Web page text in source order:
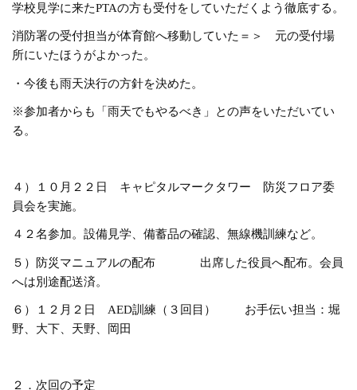
学校見学に来たPTAの方も受付をしていただくよう徹底する。
消防署の受付担当が体育館へ移動していた＝＞ 元の受付場
所にいたほうがよかった。
・今後も雨天決行の方針を決めた。
※参加者からも「雨天でもやるべき」との声をいただいてい
る。
４）１０月２２日 キャピタルマークタワー 防災フロア委
員会を実施。
４２名参加。設備見学、備蓄品の確認、無線機訓練など。
５）防災マニュアルの配布 出席した役員へ配布。会員
へは別途配送済。
６）１２月２日 AED訓練（３回目） お手伝い担当：堀
野、大下、天野、岡田
２．次回の予定